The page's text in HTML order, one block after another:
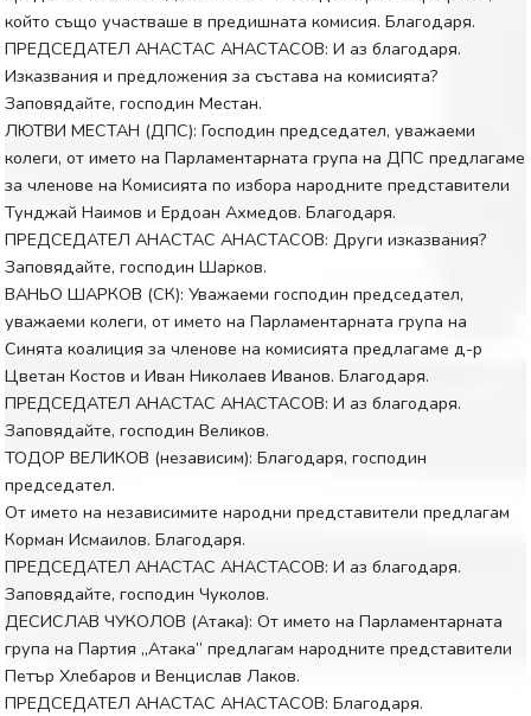
който също участваше в предишната комисия. Благодаря.
ПРЕДСЕДАТЕЛ АНАСТАС АНАСТАСОВ: И аз благодаря.
Изказвания и предложения за състава на комисията?
Заповядайте, господин Местан.
ЛЮТВИ МЕСТАН (ДПС): Господин председател, уважаеми
колеги, от името на Парламентарната група на ДПС предлагаме
за членове на Комисията по избора народните представители
Тунджай Наимов и Ердоан Ахмедов. Благодаря.
ПРЕДСЕДАТЕЛ АНАСТАС АНАСТАСОВ: Други изказвания?
Заповядайте, господин Шарков.
ВАНЬО ШАРКОВ (СК): Уважаеми господин председател,
уважаеми колеги, от името на Парламентарната група на
Синята коалиция за членове на комисията предлагаме д-р
Цветан Костов и Иван Николаев Иванов. Благодаря.
ПРЕДСЕДАТЕЛ АНАСТАС АНАСТАСОВ: И аз благодаря.
Заповядайте, господин Великов.
ТОДОР ВЕЛИКОВ (независим): Благодаря, господин
председател.
От името на независимите народни представители предлагам
Корман Исмаилов. Благодаря.
ПРЕДСЕДАТЕЛ АНАСТАС АНАСТАСОВ: И аз благодаря.
Заповядайте, господин Чуколов.
ДЕСИСЛАВ ЧУКОЛОВ (Атака): От името на Парламентарната
група на Партия „Атака” предлагам народните представители
Петър Хлебаров и Венцислав Лаков.
ПРЕДСЕДАТЕЛ АНАСТАС АНАСТАСОВ: Благодаря.